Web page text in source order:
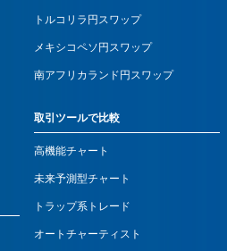
トルコリラ円スワップ
メキシコペソ円スワップ
南アフリカランド円スワップ
取引ツールで比較
高機能チャート
未来予測型チャート
トラップ系トレード
オートチャーティスト